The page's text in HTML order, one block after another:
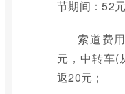
节期间：52元
索道费
元，中转车(
返20元；